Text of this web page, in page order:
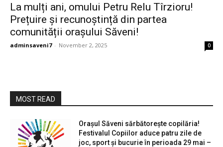
La mulți ani, omului Petru Relu Tîrzioru!
Prețuire și recunoștință din partea
comunității orașului Săveni!
adminsaveni7 - November 2, 2025 0
MOST READ
Orașul Săveni sărbătorește copilăria!
Festivalul Copiilor aduce patru zile de
joc, sport și bucurie în perioada 29 mai –